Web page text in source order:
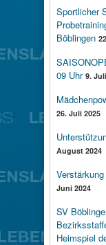
Sportlicher
Böblingen
09 Uhr 9.
26. Juli 2025
August 2024
Juni 2024
SV
Heimspiel